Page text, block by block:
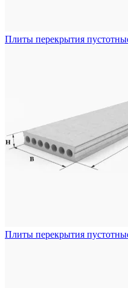
Плиты перекрытия
Плиты перекрытия